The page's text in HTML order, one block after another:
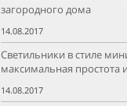
загородного дома
14.08.2017
Светильники в стиле
максимальная простота
14.08.2017